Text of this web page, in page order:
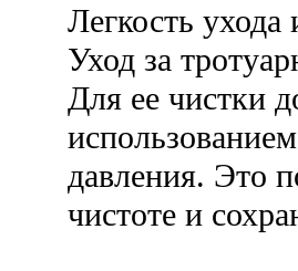
Легкость
Уход за
Для ее чистки
давления. Это
чистоте и